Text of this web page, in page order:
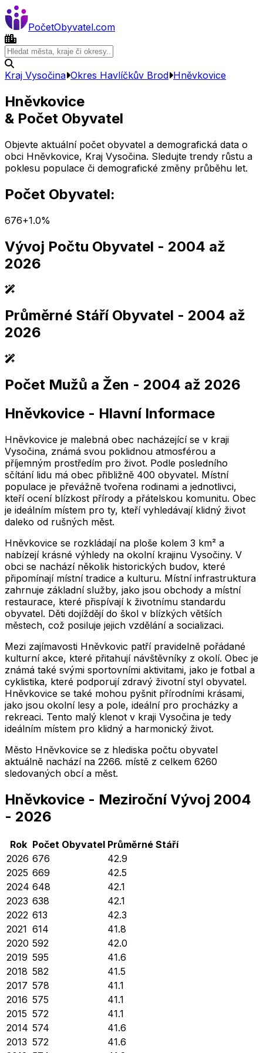
PočetObyvatel.com
Kraj Vysočina Okres Havlíčkův Brod Hněvkovice
Hněvkovice
& Počet Obyvatel
Objevte aktuální počet obyvatel a demografická data o
obci Hněvkovice, Kraj Vysočina. Sledujte trendy růstu a
poklesu populace či demografické změny průběhu let.
Počet Obyvatel:
676+1.0%
Vývoj Počtu Obyvatel - 2004 až
2026
2,005 2,010 2,015 2,020 2,025
2,005 2,010 2,015 2,020 2,025
Průměrné Stáří Obyvatel - 2004 až
2026
2,005 2,010 2,015 2,020 2,025
2,005 2,010 2,015 2,020 2,025
Počet Mužů a Žen - 2004 až 2026
Hněvkovice - Hlavní Informace
Hněvkovice je malebná obec nacházející se v kraji
Vysočina, známá svou poklidnou atmosférou a
příjemným prostředím pro život. Podle posledního
sčítání lidu má obec přibližně 400 obyvatel. Místní
populace je převážně tvořena rodinami a jednotlivci,
kteří ocení blízkost přírody a přátelskou komunitu. Obec
je ideálním místem pro ty, kteří vyhledávají klidný život
daleko od rušných měst.
Hněvkovice se rozkládají na ploše kolem 3 km² a
nabízejí krásné výhledy na okolní krajinu Vysočiny. V
obci se nachází několik historických budov, které
připomínají místní tradice a kulturu. Místní infrastruktura
zahrnuje základní služby, jako jsou obchody a místní
restaurace, které přispívají k životnímu standardu
obyvatel. Děti dojíždějí do škol v blízkých větších
městech, což posiluje jejich vzdělání a socializaci.
Mezi zajímavosti Hněvkovic patří pravidelně pořádané
kulturní akce, které přitahují návštěvníky z okolí. Obec je
známá také svými sportovními aktivitami, jako je fotbal a
cyklistika, které podporují zdravý životní styl obyvatel.
Hněvkovice se také mohou pyšnit přírodními krásami,
jako jsou okolní lesy a pole, ideální pro procházky a
rekreaci. Tento malý klenot v kraji Vysočina je tedy
ideálním místem pro klidný a harmonický život.
Město Hněvkovice se z hlediska počtu obyvatel
aktuálně nachází na 2266. místě z celkem 6260
sledovaných obcí a měst.
Hněvkovice - Meziroční Vývoj 2004
- 2026
Rok Počet Obyvatel Průměrné Stáří
2026 676
42.9
2025 669
42.5
2024 648
42.1
2023 638
42.1
2022 613
42.3
2021 614
41.8
2020 592
42.0
2019 595
41.6
2018 582
41.5
2017 578
41.1
2016 575
41.1
2015 572
41.1
2014 574
41.6
2013 572
41.6